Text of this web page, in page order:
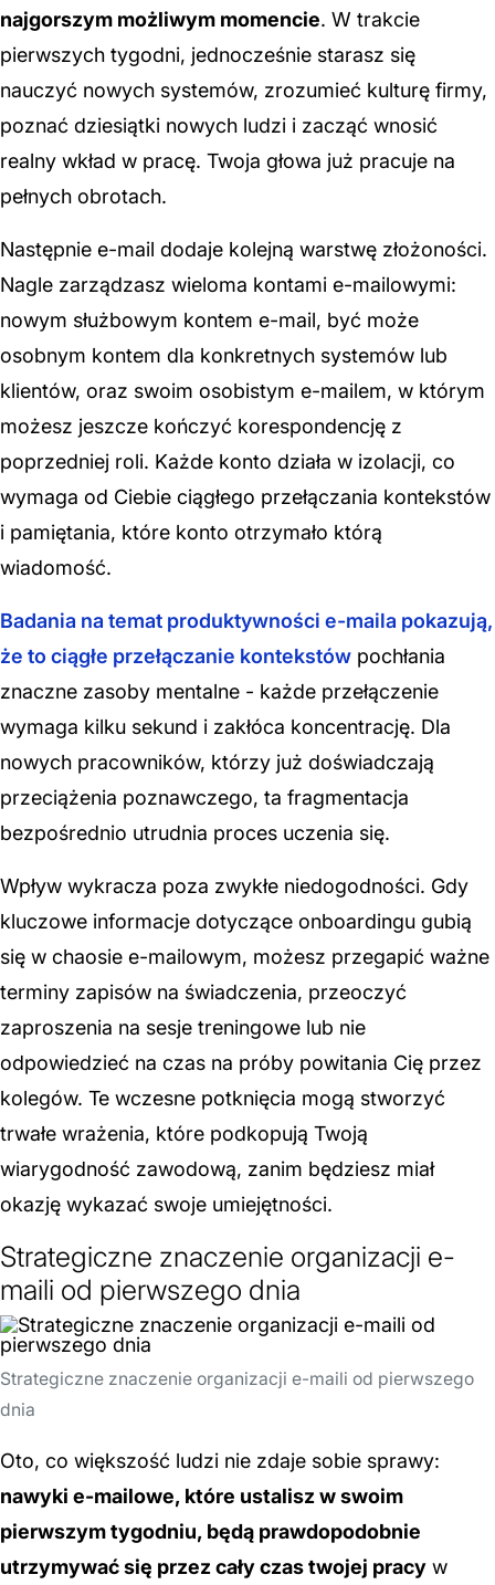
najgorszym możliwym momencie. W trakcie
pierwszych tygodni, jednocześnie starasz się
nauczyć nowych systemów, zrozumieć kulturę firmy,
poznać dziesiątki nowych ludzi i zacząć wnosić
realny wkład w pracę. Twoja głowa już pracuje na
pełnych obrotach.
Następnie e-mail dodaje kolejną warstwę złożoności.
Nagle zarządzasz wieloma kontami e-mailowymi:
nowym służbowym kontem e-mail, być może
osobnym kontem dla konkretnych systemów lub
klientów, oraz swoim osobistym e-mailem, w którym
możesz jeszcze kończyć korespondencję z
poprzedniej roli. Każde konto działa w izolacji, co
wymaga od Ciebie ciągłego przełączania kontekstów
i pamiętania, które konto otrzymało którą
wiadomość.
Badania na temat produktywności e-maila pokazują,
że to ciągłe przełączanie kontekstów pochłania
znaczne zasoby mentalne - każde przełączenie
wymaga kilku sekund i zakłóca koncentrację. Dla
nowych pracowników, którzy już doświadczają
przeciążenia poznawczego, ta fragmentacja
bezpośrednio utrudnia proces uczenia się.
Wpływ wykracza poza zwykłe niedogodności. Gdy
kluczowe informacje dotyczące onboardingu gubią
się w chaosie e-mailowym, możesz przegapić ważne
terminy zapisów na świadczenia, przeoczyć
zaproszenia na sesje treningowe lub nie
odpowiedzieć na czas na próby powitania Cię przez
kolegów. Te wczesne potknięcia mogą stworzyć
trwałe wrażenia, które podkopują Twoją
wiarygodność zawodową, zanim będziesz miał
okazję wykazać swoje umiejętności.
Strategiczne znaczenie organizacji e-
maili od pierwszego dnia
Strategiczne znaczenie organizacji e-maili od pierwszego
dnia
Oto, co większość ludzi nie zdaje sobie sprawy:
nawyki e-mailowe, które ustalisz w swoim
pierwszym tygodniu, będą prawdopodobnie
utrzymywać się przez cały czas twojej pracy w